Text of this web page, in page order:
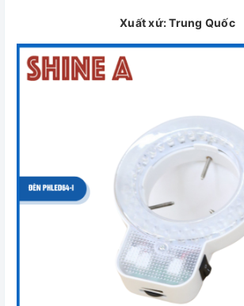
Xuất xứ: Trung Quốc